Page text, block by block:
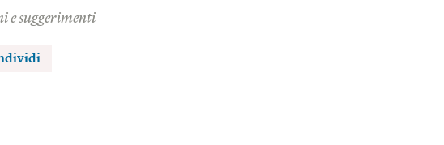
e suggerimenti